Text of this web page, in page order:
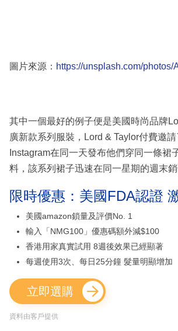
圖片來源： https://unsplash.com/photos/
其中一個最好的例子便是美國時尚品牌
廣新款系列服裝，Lord & Taylor付費邀
Instagram在同一天發布他們穿同一條裙
料，該系列裙子迅速在同一星期的週末銷
限時優惠：美國FDA認證
美國amazon鎖量及評價No. 1
輸入「NMG100」優惠碼額外減$100
香港用家真實試用 8週後效果已經顯著
每週使用3次、每日25分鐘 髮量明顯增加
立即選購
資料由客戶提供